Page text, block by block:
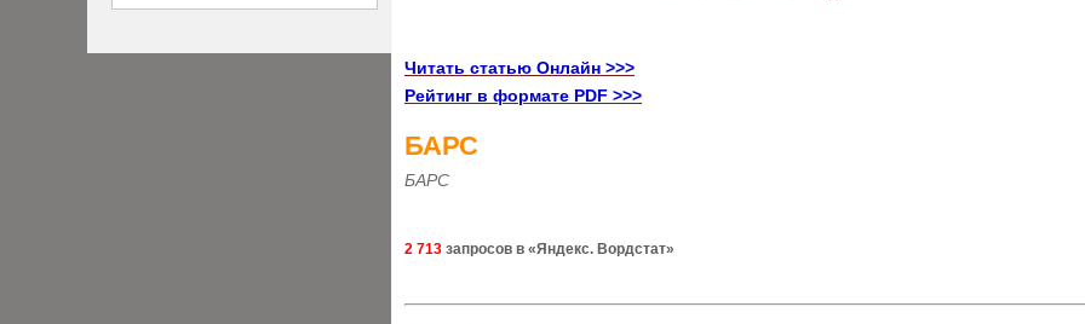
Читать статью Онлайн >>>
Рейтинг в формате PDF >>>
БАРС
БАРС
2 713 запросов в «Яндекс. Вордстат»